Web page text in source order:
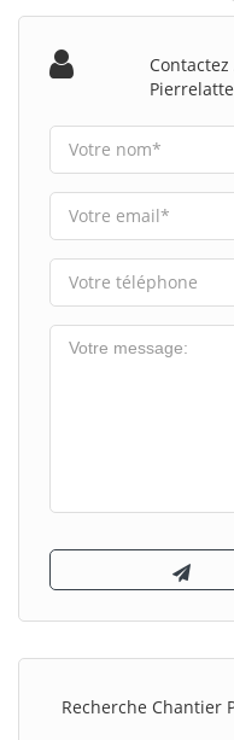
Pierrelatte
Recherche Chantier